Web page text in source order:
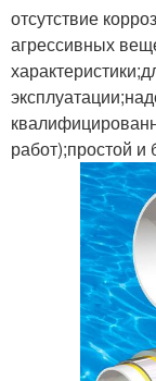
отсутствие
агрессивных
работ);простой